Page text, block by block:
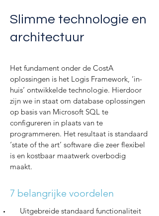
Slimme technologie en
architectuur
Het fundament onder de CostA
oplossingen is het Logis Framework, ‘in-
huis’ ontwikkelde technologie. Hierdoor
zijn we in staat om database oplossingen
op basis van Microsoft SQL te
configureren in plaats van te
programmeren. Het resultaat is standaard
‘state of the art’ software die zeer flexibel
is en kostbaar maatwerk overbodig
maakt.
7 belangrijke voordelen
Uitgebreide standaard functionaliteit